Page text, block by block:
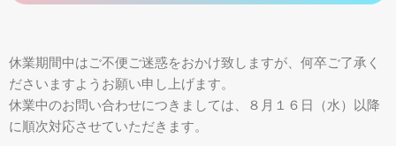
休業期間中はご不便ご迷惑をおかけ致しますが、何卒ご了承く
ださいますようお願い申し上げます。
休業中のお問い合わせにつきましては、８月１６日（水）以降
に順次対応させていただきます。